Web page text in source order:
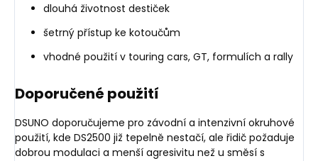
dlouhá životnost destiček
šetrný přístup ke kotoučům
vhodné použití v touring cars, GT, formulích a rally
Doporučené použití
DSUNO doporučujeme pro závodní a intenzivní okruhové
použití, kde DS2500 již tepelně nestačí, ale řidič požaduje
dobrou modulaci a menší agresivitu než u směsí s